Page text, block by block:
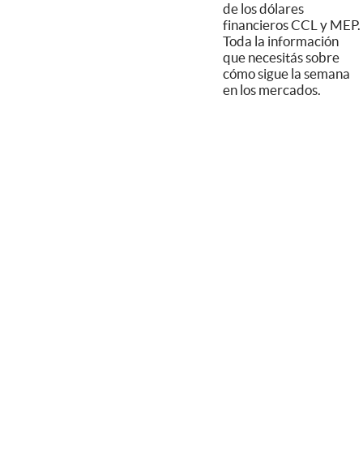
de los dólares
financieros CCL y MEP.
Toda la información
que necesitás sobre
cómo sigue la semana
en los mercados.